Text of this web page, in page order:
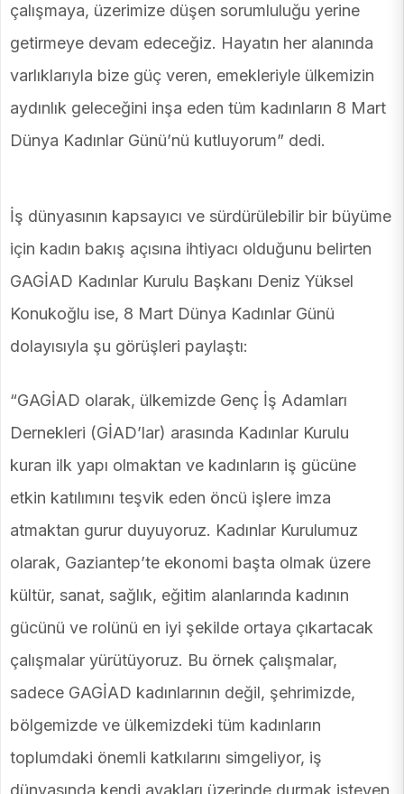
çalışmaya, üzerimize düşen sorumluluğu yerine
getirmeye devam edeceğiz. Hayatın her alanında
varlıklarıyla bize güç veren, emekleriyle ülkemizin
aydınlık geleceğini inşa eden tüm kadınların 8 Mart
Dünya Kadınlar Günü’nü kutluyorum” dedi.
İş dünyasının kapsayıcı ve sürdürülebilir bir büyüme
için kadın bakış açısına ihtiyacı olduğunu belirten
GAGİAD Kadınlar Kurulu Başkanı Deniz Yüksel
Konukoğlu ise, 8 Mart Dünya Kadınlar Günü
dolayısıyla şu görüşleri paylaştı:
“GAGİAD olarak, ülkemizde Genç İş Adamları
Dernekleri (GİAD’lar) arasında Kadınlar Kurulu
kuran ilk yapı olmaktan ve kadınların iş gücüne
etkin katılımını teşvik eden öncü işlere imza
atmaktan gurur duyuyoruz. Kadınlar Kurulumuz
olarak, Gaziantep’te ekonomi başta olmak üzere
kültür, sanat, sağlık, eğitim alanlarında kadının
gücünü ve rolünü en iyi şekilde ortaya çıkartacak
çalışmalar yürütüyoruz. Bu örnek çalışmalar,
sadece GAGİAD kadınlarının değil, şehrimizde,
bölgemizde ve ülkemizdeki tüm kadınların
toplumdaki önemli katkılarını simgeliyor, iş
dünyasında kendi ayakları üzerinde durmak isteyen